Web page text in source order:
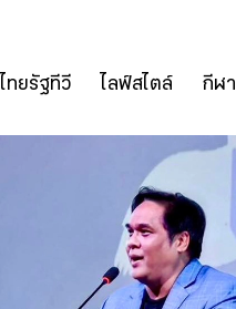
ไทยรัฐทีวี ไลฟ์สไตล์ กีฬา